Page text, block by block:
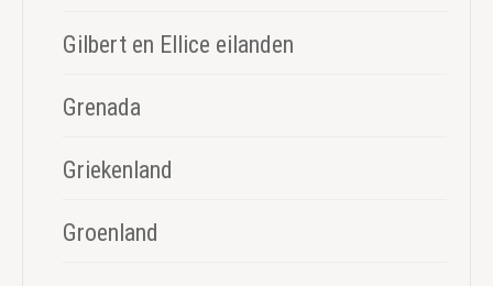
Gilbert en Ellice eilanden
Grenada
Griekenland
Groenland